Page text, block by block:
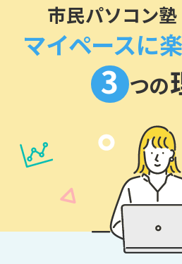
市民パソコン塾
マイペースに
3 つの